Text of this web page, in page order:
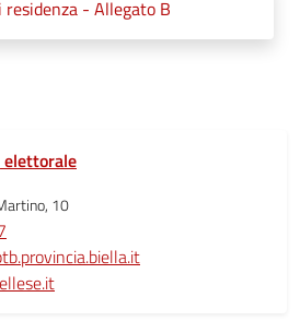
residenza - Allegato B
elettorale
10